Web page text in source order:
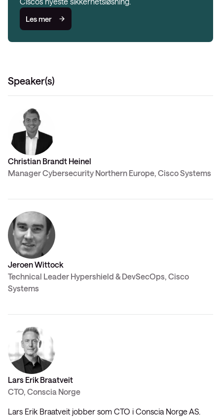
Les mer
Speaker(s)
Christian Brandt Heinel
Manager Cybersecurity Northern Europe, Cisco Systems
Jeroen Wittock
Technical Leader Hypershield & DevSecOps, Cisco
Systems
Lars Erik Braatveit
CTO, Conscia Norge
Lars Erik Braatveit jobber som CTO i Conscia Norge AS.